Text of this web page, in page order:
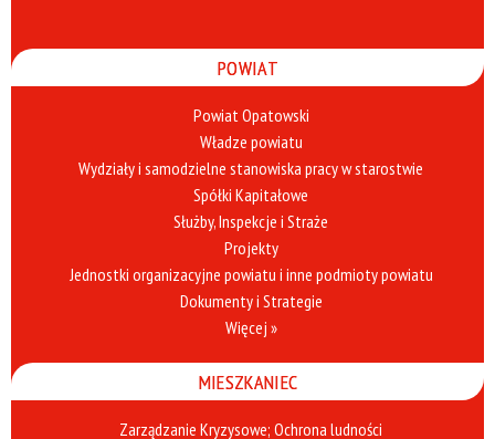
POWIAT
Powiat Opatowski
Władze powiatu
Wydziały i samodzielne stanowiska pracy w starostwie
Spółki Kapitałowe
Służby, Inspekcje i Straże
Projekty
Jednostki organizacyjne powiatu i inne podmioty powiatu
Dokumenty i Strategie
Więcej »
MIESZKANIEC
Zarządzanie Kryzysowe; Ochrona ludności